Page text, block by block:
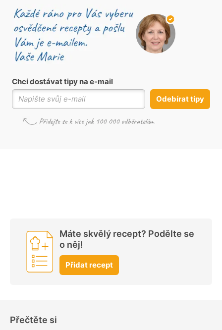
Chci dostávat tipy na e-mail
Odebírat tipy
Máte skvělý recept? Podělte se
o něj!
Přidat recept
Přečtěte si